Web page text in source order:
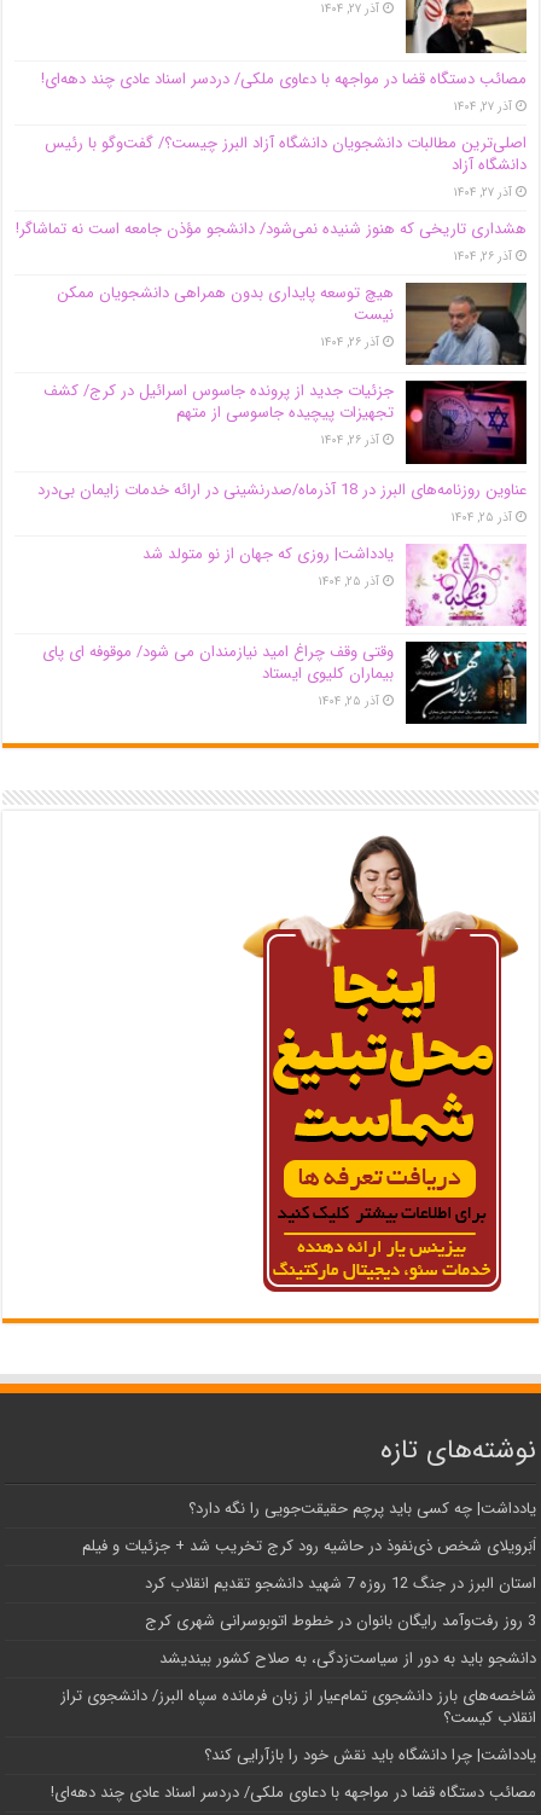
آذر ۲۷, ۱۴۰۴
مصائب دستگاه قضا در مواجهه با دعاوی ملکی/ دردسر اسناد عادی چند‌ دهه‌ای!
آذر ۲۷, ۱۴۰۴
اصلی‌ترین مطالبات دانشجویان دانشگاه آزاد البرز چیست؟/ گفت‌وگو با رئیس
دانشگاه آز‌اد
آذر ۲۷, ۱۴۰۴
هشداری تاریخی که هنوز شنیده نمی‌شود/ دانشجو مؤذن جامعه است نه تماشاگر!
آذر ۲۶, ۱۴۰۴
هیچ توسعه پایداری بدون همراهی دانشجویان ممکن
نیست
آذر ۲۶, ۱۴۰۴
جزئیات جدید از پرونده جاسوس اسرائیل در کرج/‌ کشف
تجهیزات پیچیده جاسوسی از متهم
آذر ۲۶, ۱۴۰۴
عناوین روزنامه‌های البرز در ‌18 آذرماه/صدرنشینی در ارائه خدمات زایمان بی‌درد
آذر ۲۵, ۱۴۰۴
یادداشت| روزی که جهان از نو متولد شد
آذر ۲۵, ۱۴۰۴
وقتی وقف چراغ امید نیازمندان می شود/ موقوفه ای پای
بیماران کلیوی ایستاد
آذر ۲۵, ۱۴۰۴
نوشته‌های تازه
یادداشت| ‌چه کسی باید پرچم حقیقت‌جویی را نگه دارد؟
اَبَر‌ویلای شخص ذی‌نفوذ در حاشیه‌ رود کرج تخریب شد + جزئیات و فیلم
استان البرز در جنگ 12 روزه 7 شهید دانشجو تقدیم انقلاب کرد
3 روز رفت‌وآمد رایگان بانوان در خطوط اتوبوسرانی شهری کرج
دانشجو باید به دور از سیاست‌زدگی، به صلاح کشور بیندیشد
شاخصه‌های بارز دانشجوی تمام‌عیار از زبان فرمانده سپاه البرز/ دانشجوی تراز
انقلاب کیست؟
یادداشت| چرا دانشگاه باید نقش خود را بازآرایی کند؟
مصائب دستگاه قضا در مواجهه با دعاوی ملکی/ دردسر اسناد عادی چند‌ دهه‌ای!